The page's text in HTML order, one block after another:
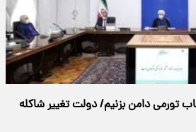
تورمی دامن بزنیم/ دولت تغییر شاکله